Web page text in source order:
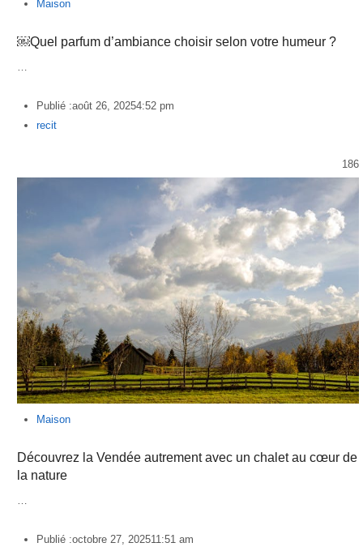
Maison
￼Quel parfum d’ambiance choisir selon votre humeur ?
Publié :août 26, 20254:52 pm
Author
recit
186
Maison
Découvrez la Vendée autrement avec un chalet au cœur de
la nature
…
Publié :octobre 27, 202511:51 am